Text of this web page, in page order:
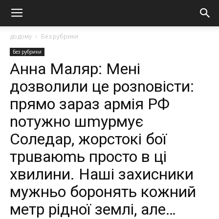
додому Без рубрики
Без рубрики
Анна Маляр: Мені
дозволили це розnовісти:
прямо зараз армія РФ
nотужно шmурмує
Соледар, жорстокі бої
трuваюmь просто в ці
хвилини. Наші захисники
мужньо боронять кожний
метр рідної землі, але…